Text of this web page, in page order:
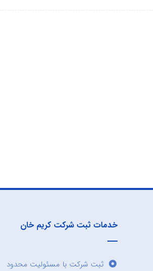
خدمات ثبت شرکت کریم خان
ثبت شرکت با مسئولیت محدود